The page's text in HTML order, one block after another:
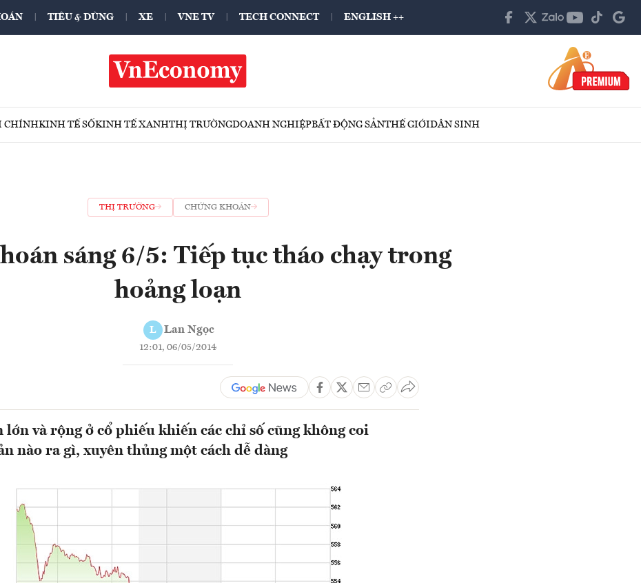
TIÊU & DÙNG XE VNE TV TECH CONNECT ENGLISH ++
CHÍNHKINH TẾ SỐKINH TẾ XANHTHỊ TRƯỜNGDOANH NGHIỆPBẤT ĐỘNG SẢNTHẾ GIỚIDÂN SINH
THỊ TRƯỜNG CHỨNG KHOÁN
sáng 6/5: Tiếp tục tháo chạy trong
hoảng loạn
L Lan Ngọc
12:01, 06/05/2014
lớn và rộng ở cổ phiếu khiến các chỉ số cũng không coi
nào ra gì, xuyên thủng một cách dễ dàng